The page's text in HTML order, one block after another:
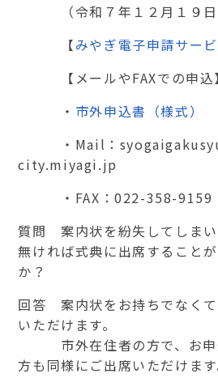
（令和７年１２月１９日
【みやぎ電子申請サー
【メールやFAXでの申込】
・ 市外申込書（様式）
・Mail：
city.miyagi.jp
・FAX：022-358-9159
質問 案内状を紛失してしま
無ければ式典に出席すること
か？
回答 案内状をお持ちでなく
いただけます。
市外在住者の方で、お申
方も同様にご出席いただけます